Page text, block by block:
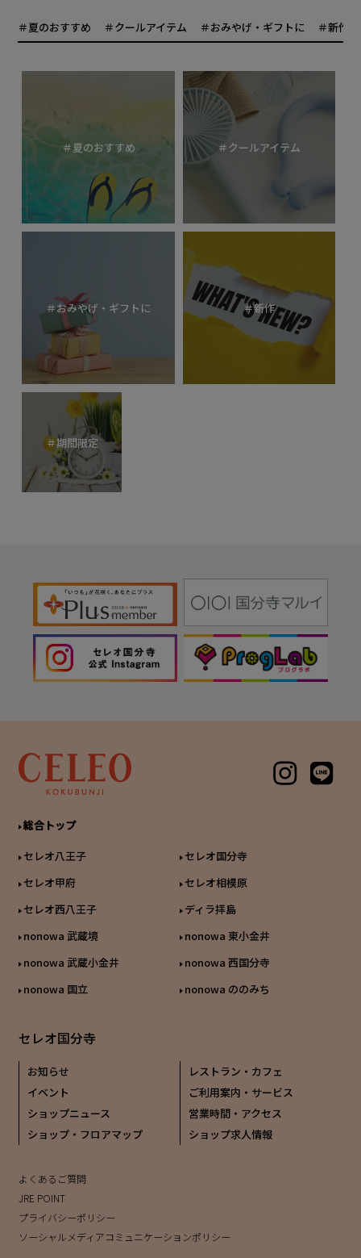
＃夏のおすすめ ＃クールアイテム ＃おみやげ・ギフトに ＃新作
＃夏のおすすめ ＃クールアイテム
＃おみやげ・ギフトに ＃新作
＃期間限定
総合トップ
セレオ八王子
セレオ国分寺
セレオ甲府
セレオ相模原
セレオ西八王子
ディラ拝島
nonowa 武蔵境
nonowa 東小金井
nonowa 武蔵小金井
nonowa 西国分寺
nonowa 国立
nonowa ののみち
セレオ国分寺
お知らせ
イベント
ショップニュース
ショップ・フロアマップ
レストラン・カフェ
ご利用案内・サービス
営業時間・アクセス
ショップ求人情報
よくあるご質問
JRE POINT
プライバシーポリシー
ソーシャルメディアコミュニケーションポリシー